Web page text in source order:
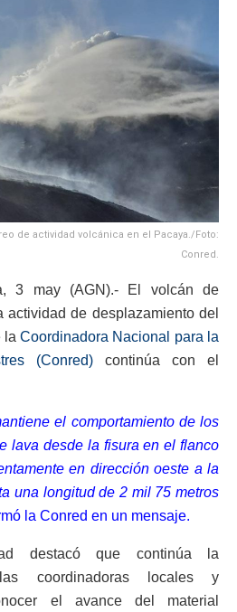
de actividad volcánica en el Pacaya./Foto:
Conred.
3 may (AGN).- El volcán de
actividad de desplazamiento del
laCoordinadora Nacional para la
(Conred) continúa con el
el comportamiento de los
lava desde la fisura en el flanco
en dirección oeste a la
una longitud de 2 mil 75 metros
la Conred en un mensaje.
destacó que continúa la
coordinadoras locales y
el avance del material